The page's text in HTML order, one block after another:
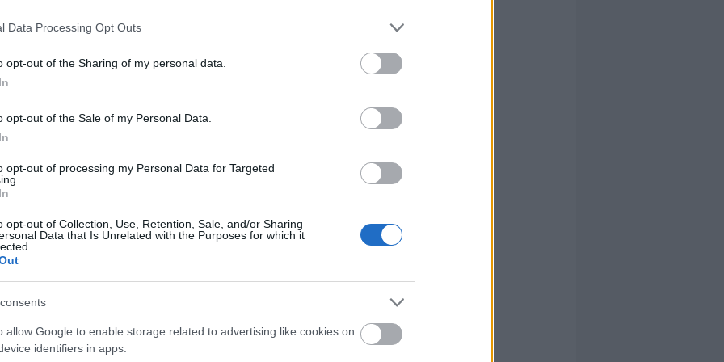
Data Processing Opt Outs
opt-out of the Sharing of my personal data.
opt-out of the Sale of my Personal Data.
opt-out of processing my Personal Data for Targeted
opt-out of Collection, Use, Retention, Sale, and/or Sharing
Data that Is Unrelated with the Purposes for which it
allow Google to enable storage related to advertising like cookies on
identifiers in apps.
»
emotikon
THREAD: MI AZ HOGY
LIVE?